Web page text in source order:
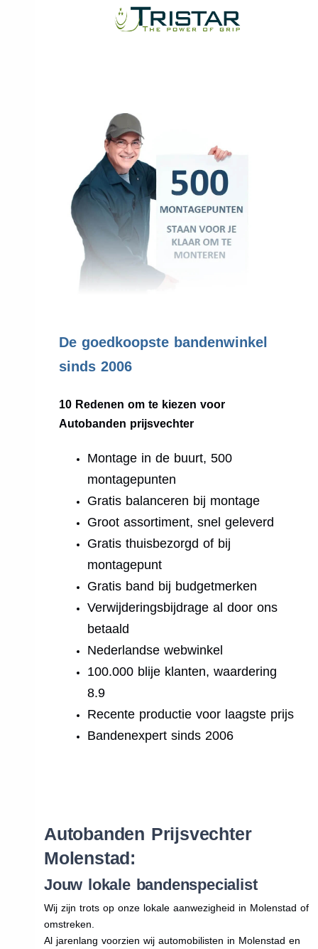
De goedkoopste bandenwinkel
sinds 2006
10 Redenen om te kiezen voor
Autobanden prijsvechter
Montage in de buurt, 500
montagepunten
Gratis balanceren bij montage
Groot assortiment, snel geleverd
Gratis thuisbezorgd of bij
montagepunt
Gratis band bij budgetmerken
Verwijderingsbijdrage al door ons
betaald
Nederlandse webwinkel
100.000 blije klanten, waardering
8.9
Recente productie voor laagste prijs
Bandenexpert sinds 2006
Autobanden Prijsvechter
Molenstad:
Jouw lokale bandenspecialist
Wij zijn trots op onze lokale aanwezigheid in Molenstad of
omstreken.
Al jarenlang voorzien wij automobilisten in Molenstad en